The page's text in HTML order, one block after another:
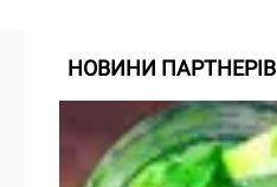
НОВИНИ ПАРТНЕРІВ